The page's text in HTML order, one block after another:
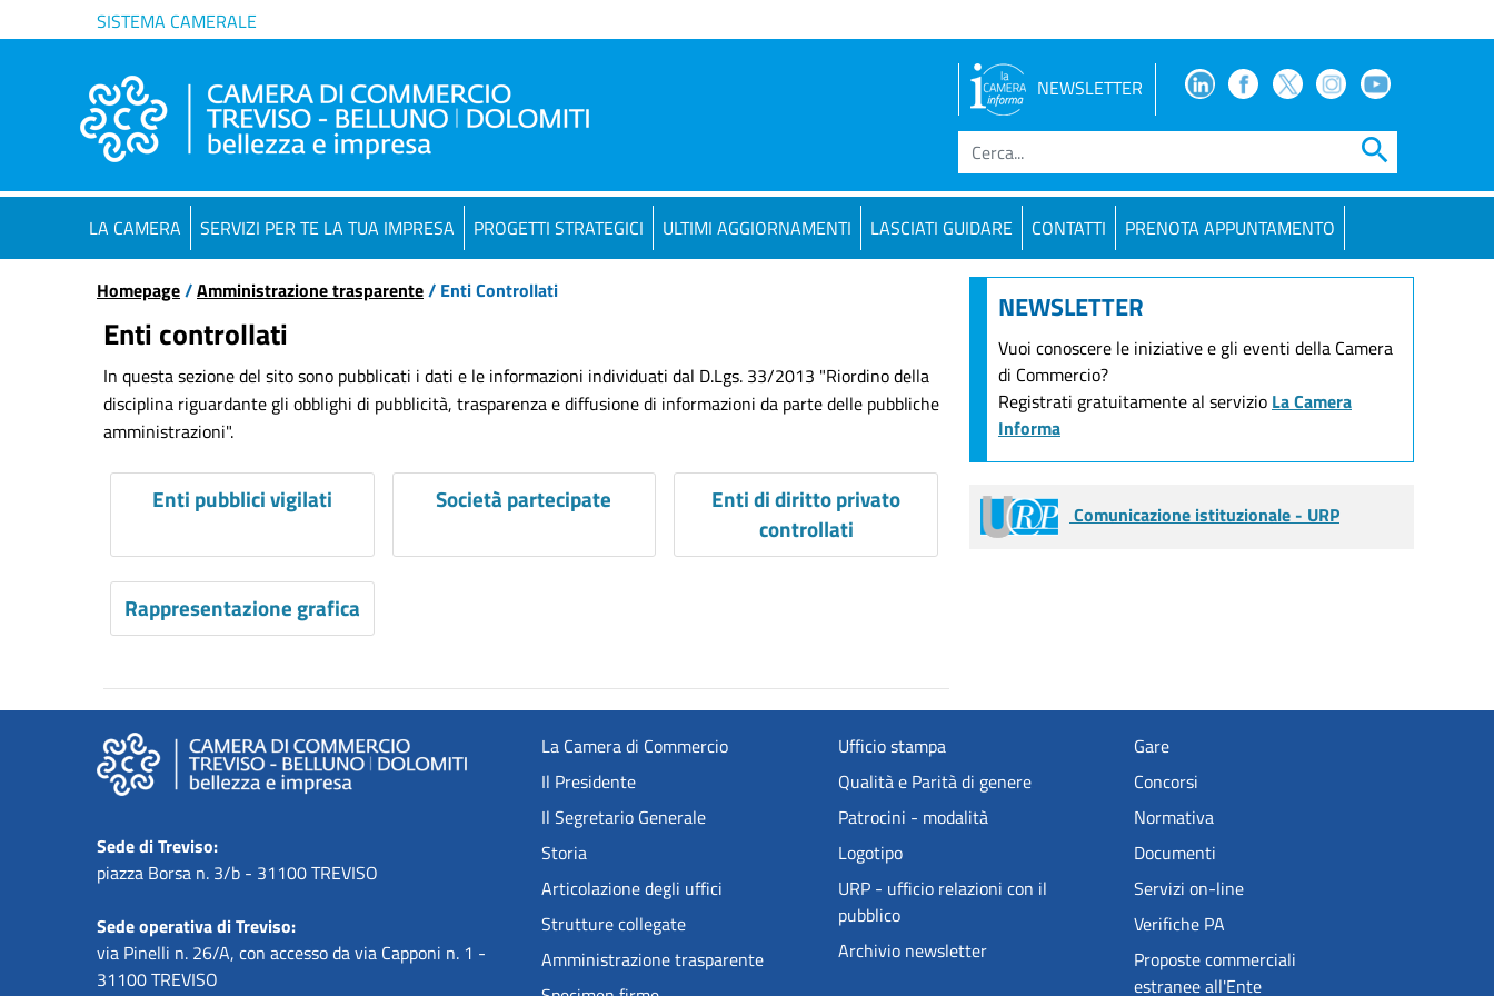
SISTEMA CAMERALE
NEWSLETTER FacebookFacebook
TwitterInstagramYoutube
search
LA CAMERA SERVIZI PER TE LA TUA IMPRESA PROGETTI STRATEGICI ULTIMI AGGIORNAMENTI LASCIATI GUIDARE CONTATTI PRENOTA APPUNTAMENTO
Homepage/Amministrazione trasparente/ Enti Controllati
Enti controllati
In questa sezione del sito sono pubblicati i dati e le informazioni individuati dal D.Lgs. 33/2013 "Riordino della
disciplina riguardante gli obblighi di pubblicità, trasparenza e diffusione di informazioni da parte delle pubbliche
amministrazioni".
Enti pubblici vigilati Società partecipate
Enti di diritto privato
controllati
Rappresentazione grafica
NEWSLETTER
Vuoi conoscere le iniziative e gli eventi della Camera
di Commercio?
Registrati gratuitamente al servizio La Camera
Informa
Comunicazione istituzionale - URP
Sede di Treviso:
piazza Borsa n. 3/b - 31100 TREVISO
Sede operativa di Treviso:
via Pinelli n. 26/A, con accesso da via Capponi n. 1 -
31100 TREVISO
La Camera di Commercio
Il Presidente
Il Segretario Generale
Storia
Articolazione degli uffici
Strutture collegate
Amministrazione trasparente
Ufficio stampa
Qualità e Parità di genere
Patrocini - modalità
Logotipo
URP - ufficio relazioni con il
pubblico
Archivio newsletter
Gare
Concorsi
Normativa
Documenti
Servizi on-line
Verifiche PA
Proposte commerciali
estranee all'Ente